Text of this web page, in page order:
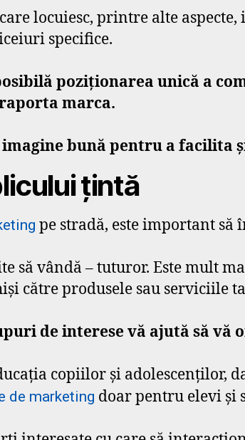
locuiesc, printre alte
specifice.
poziționarea unică a
marca.
bună pentru a facilita
țintă
pe stradă, este important să
să vândă – tuturor. Este mult
către produsele sau serviciile
de interese vă ajută să vă
copiilor și adolescenților,
de marketing doar pentru elevi și